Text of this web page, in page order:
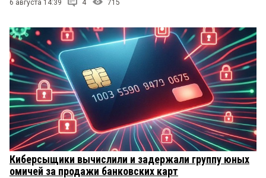
6 августа 14:39 4 715
Киберсыщики вычислили и задержали группу юных
омичей за продажи банковских карт